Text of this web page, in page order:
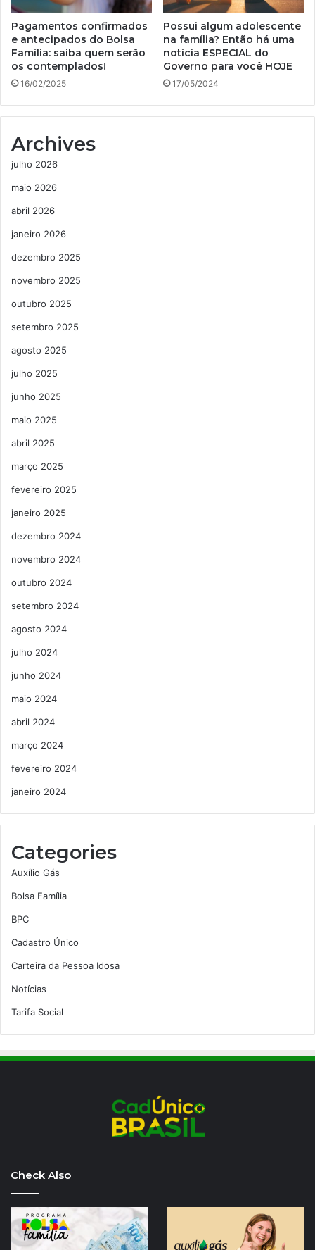
Pagamentos confirmados
e antecipados do Bolsa
Família: saiba quem serão
os contemplados!
16/02/2025
Possui algum adolescente
na família? Então há uma
notícia ESPECIAL do
Governo para você HOJE
17/05/2024
Archives
julho 2026
maio 2026
abril 2026
janeiro 2026
dezembro 2025
novembro 2025
outubro 2025
setembro 2025
agosto 2025
julho 2025
junho 2025
maio 2025
abril 2025
março 2025
fevereiro 2025
janeiro 2025
dezembro 2024
novembro 2024
outubro 2024
setembro 2024
agosto 2024
julho 2024
junho 2024
maio 2024
abril 2024
março 2024
fevereiro 2024
janeiro 2024
Categories
Auxílio Gás
Bolsa Família
BPC
Cadastro Único
Carteira da Pessoa Idosa
Notícias
Tarifa Social
Check Also